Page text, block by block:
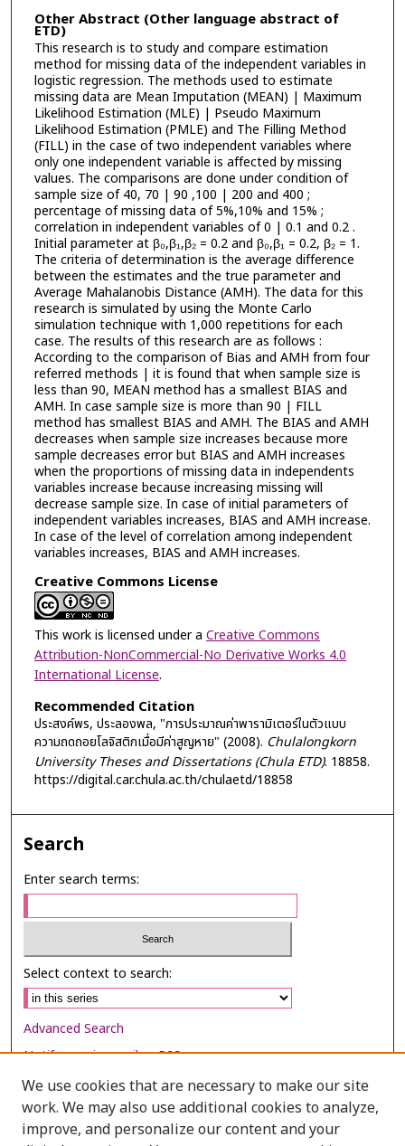
Other Abstract (Other language abstract of
ETD)
This research is to study and compare estimation
method for missing data of the independent variables in
logistic regression. The methods used to estimate
missing data are Mean Imputation (MEAN) | Maximum
Likelihood Estimation (MLE) | Pseudo Maximum
Likelihood Estimation (PMLE) and The Filling Method
(FILL) in the case of two independent variables where
only one independent variable is affected by missing
values. The comparisons are done under condition of
sample size of 40, 70 | 90 ,100 | 200 and 400 ;
percentage of missing data of 5%,10% and 15% ;
correlation in independent variables of 0 | 0.1 and 0.2 .
Initial parameter at β₀,β₁,β₂ = 0.2 and β₀,β₁ = 0.2, β₂ = 1.
The criteria of determination is the average difference
between the estimates and the true parameter and
Average Mahalanobis Distance (AMH). The data for this
research is simulated by using the Monte Carlo
simulation technique with 1,000 repetitions for each
case. The results of this research are as follows :
According to the comparison of Bias and AMH from four
referred methods | it is found that when sample size is
less than 90, MEAN method has a smallest BIAS and
AMH. In case sample size is more than 90 | FILL
method has smallest BIAS and AMH. The BIAS and AMH
decreases when sample size increases because more
sample decreases error but BIAS and AMH increases
when the proportions of missing data in independents
variables increase because increasing missing will
decrease sample size. In case of initial parameters of
independent variables increases, BIAS and AMH increase.
In case of the level of correlation among independent
variables increases, BIAS and AMH increases.
Creative Commons License
This work is licensed under a Creative Commons
Attribution-NonCommercial-No Derivative Works 4.0
International License.
Recommended Citation
ประสงค์พร, ประลองพล, "การประมาณค่าพารามิเตอร์ในตัวแบบ
ความถดถอยโลจิสติกเมื่อมีค่าสูญหาย" (2008). Chulalongkorn
University Theses and Dissertations (Chula ETD). 18858.
https://digital.car.chula.ac.th/chulaetd/18858
Search
Enter search terms:
Select context to search:
Advanced Search
Notify me via email orRSS
Browse
Collections
We use cookies that are necessary to make our site
work. We may also use additional cookies to analyze,
improve, and personalize our content and your